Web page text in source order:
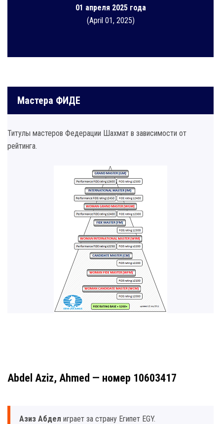
01 апреля 2025 года
(April 01, 2025)
Мастера ФИДЕ
Титулы мастеров Федерации Шахмат в зависимости от
рейтинга.
Abdel Aziz, Ahmed — номер 10603417
Азиз Абдел играет за страну Египет EGY.